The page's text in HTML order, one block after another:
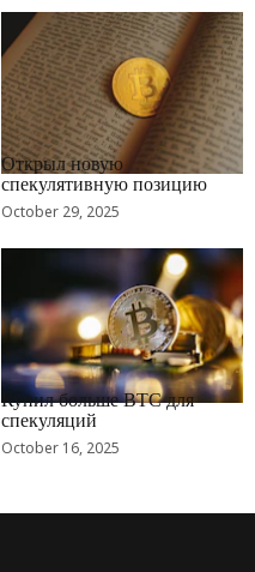
RRCNEWS_RU
Открыл новую
спекулятивную позицию
October 29, 2025
RRCNEWS_RU
Купил больше BTC для
спекуляций
October 16, 2025